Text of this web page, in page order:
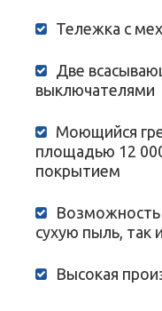
Тележка с
Две
выключателями
Моющийся
площадью 12
покрытием
Возможность
сухую пыль, так
Высокая